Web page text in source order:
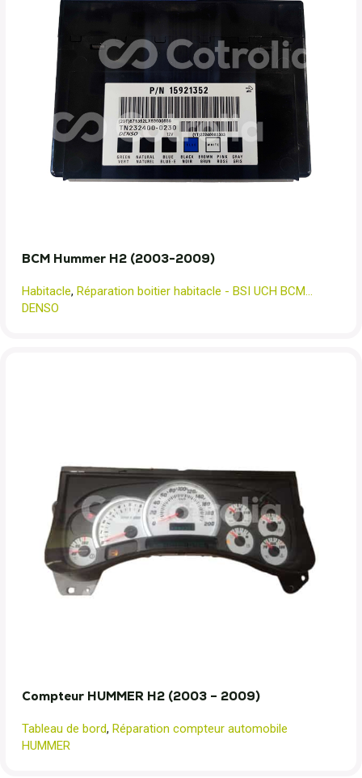
BCM Hummer H2 (2003-2009)
Habitacle, Réparation boitier habitacle - BSI UCH BCM...
DENSO
Compteur HUMMER H2 (2003 – 2009)
Tableau de bord, Réparation compteur automobile
HUMMER